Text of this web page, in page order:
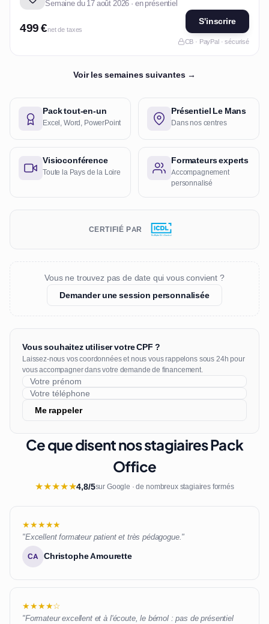
Semaine du 17 août 2026 · en présentiel
499 €net de taxes
S'inscrire
CB · PayPal · sécurisé
Voir les semaines suivantes →
Pack tout-en-un
Excel, Word, PowerPoint
Présentiel Le Mans
Dans nos centres
Visioconférence
Toute la Pays de la Loire
Formateurs experts
Accompagnement
personnalisé
CERTIFIÉ PAR
Vous ne trouvez pas de date qui vous convient ?
Demander une session personnalisée
Vous souhaitez utiliser votre CPF ?
Laissez-nous vos coordonnées et nous vous rappelons sous 24h pour
vous accompagner dans votre demande de financement.
Me rappeler
Ce que disent nos stagiaires Pack
Office
★★★★★4,8/5sur Google · de nombreux stagiaires formés
★★★★★
"Excellent formateur patient et très pédagogue."
CA Christophe Amourette
★★★★☆
"Formateur excellent et à l'écoute, le bémol : pas de présentiel